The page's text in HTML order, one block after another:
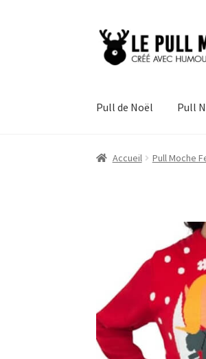
Aller
Aller
au
Pull de Noël Pull
Accueil Pull Moche